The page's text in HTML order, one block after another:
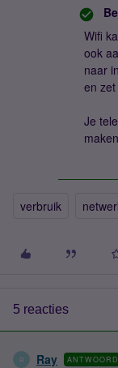
Wifi
ook
naar
en
Je
verbruik
5 reacties
R Ray ANTWOORD